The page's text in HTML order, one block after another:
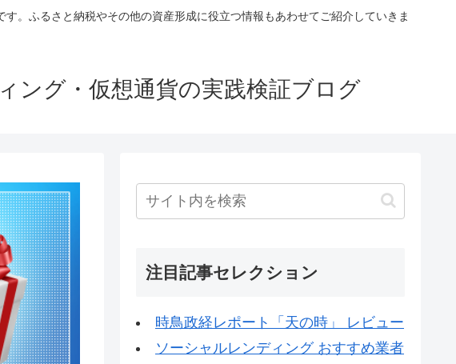
。ふるさと納税やその他の資産形成に役立つ情報もあわせてご紹介していきま
ング・仮想通貨の実践検証ブログ
注目記事セレクション
時鳥政経レポート「天の時」 レビュー
ソーシャルレンディング おすすめ業者